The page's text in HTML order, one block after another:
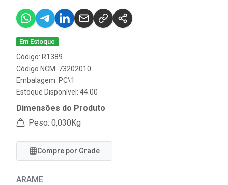
Em Estoque
Código: R1389
Código NCM: 73202010
Embalagem: PC\1
Estoque Disponível: 44.00
Dimensões do Produto
Peso: 0,030Kg
Compre por Grade
ARAME